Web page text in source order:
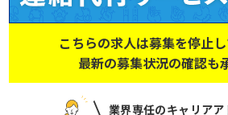
こちらの求人は募集を停止し
最新の募集状況の確認も
業界専任のキャリア